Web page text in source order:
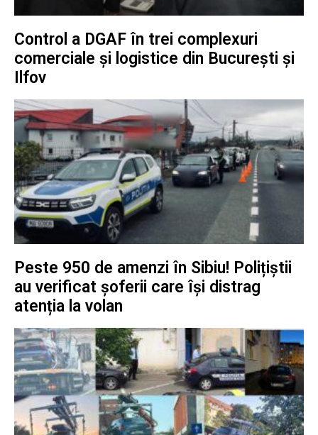
Control a DGAF în trei complexuri
comerciale și logistice din București și
Ilfov
Peste 950 de amenzi în Sibiu! Polițiștii
au verificat șoferii care își distrag
atenția la volan